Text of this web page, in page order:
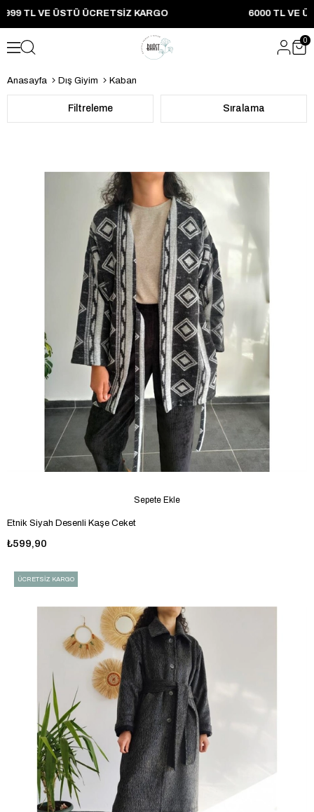
TL VE ÜSTÜ ÜCRETSIZ KARGO 6000 TL VE
0
Anasayfa Dış Giyim Kaban
Filtreleme Sıralama
Etnik Siyah Desenli Kaşe Ceket
₺599,90
Sepete Ekle
ÜCRETSIZ KARGO